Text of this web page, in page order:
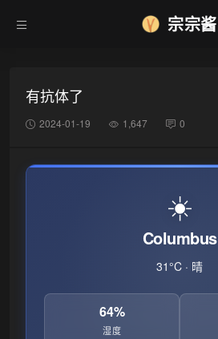
宗宗酱
有抗体了
2024-01-19 1,647 0
☀️
Columbus
31°C · 晴
64%
湿度